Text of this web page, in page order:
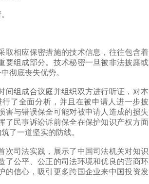
相应保密措施的技术信息，往往包含着
要组成部分。技术秘密一旦被非法披露或
彻底丧失优势。
组成合议庭并组织双方进行听证，对本
了全面分析，并且在被申请人进一步披
害与错误保全可能对被申请人造成的损失
了民事诉讼诉前保全在保护知识产权方面
了一道坚实的防线。
司法实践，展示了中国司法机关对知识
了公平、公正的司法环境和优良的营商环
的信心，吸引更多跨国企业来中国投资发